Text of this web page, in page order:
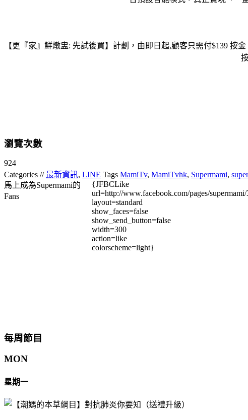
【更『家』鮮燉盅: 先試後買】計劃，由即日起,顧客只需付$139
瀏覽次數
924
Categories // 最新資訊, LINE Tags MamiTv, MamiTvhk, Supermami,
馬上成為Supermami的
Fans
{JFBCLike
url=http://www.facebook.com/pages/
layout=standard
show_faces=false
show_send_button=false
width=300
action=like
colorscheme=light}
每周節目
MON
星期一